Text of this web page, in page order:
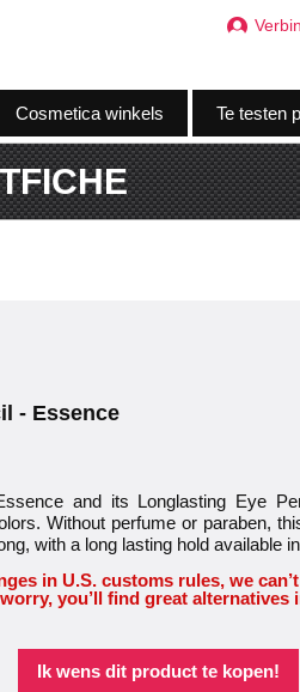
Cosmetica winkels Te testen
- Essence
and its Longlasting Eye
Without perfume or paraben,
with a long lasting hold available
in U.S. customs rules, we
you’ll find great alternatives
Ik wens dit product te kopen!